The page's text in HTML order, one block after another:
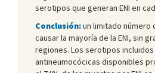
serotipos que generan ENI en
Conclusión:un limitado
causar la mayoría de la ENI, sin
regiones. Los serotipos incluidos
antineumocócicas disponibles